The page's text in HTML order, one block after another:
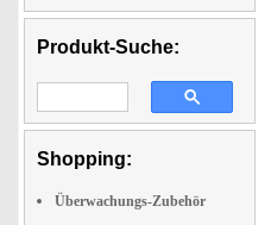
Produkt-Suche:
Shopping:
Überwachungs-Zubehör